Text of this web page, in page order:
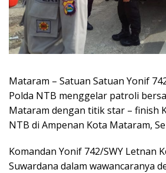
Mataram – Satuan Satuan Yonif
Polda NTB menggelar patroli
Mataram dengan titik star – finish
NTB di Ampenan Kota Mataram,
Komandan Yonif 742/SWY Letnan
Suwardana dalam wawancaranya